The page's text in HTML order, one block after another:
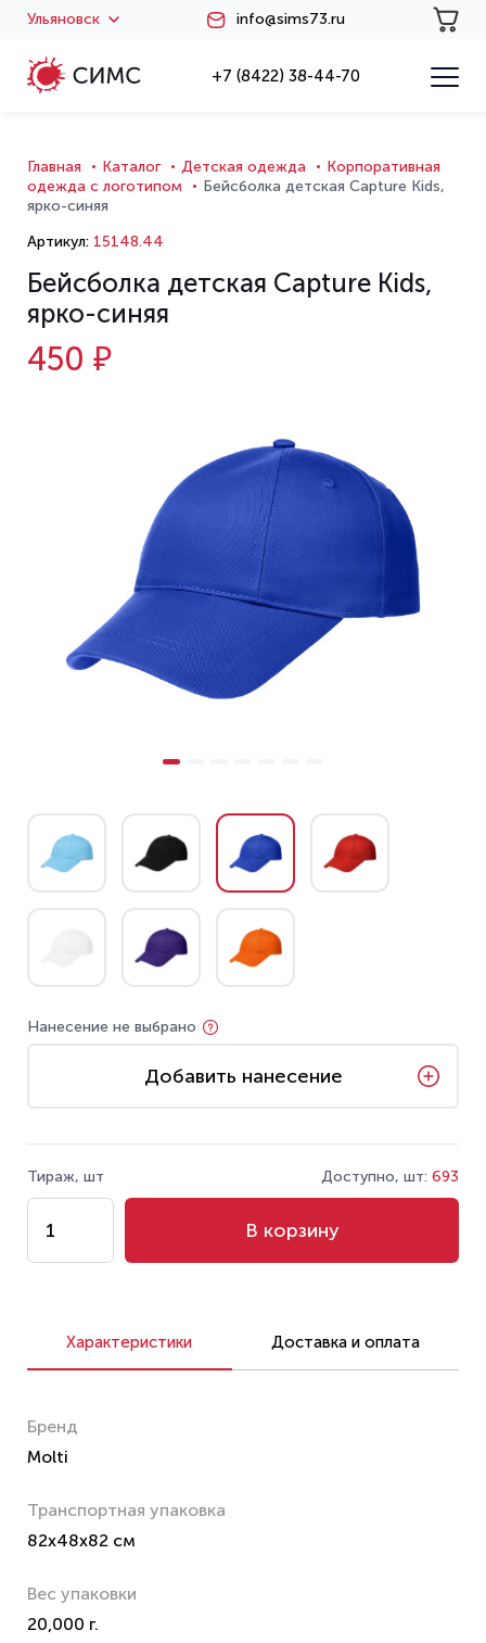
Ульяновск info@sims73.ru
+7 (8422) 38-44-70
Главная Каталог Детская одежда
Корпоративная
одежда с логотипом
Бейсболка детская Capture Kids,
ярко-синяя
Артикул: 15148.44
Бейсболка детская Capture Kids,
ярко-синяя
450 ₽
Нанесение не выбрано
Добавить нанесение
Тираж, шт Доступно, шт: 693
В корзину
Характеристики Доставка и оплата
Бренд
Molti
Транспортная упаковка
82x48x82 см
Вес упаковки
20,000 г.